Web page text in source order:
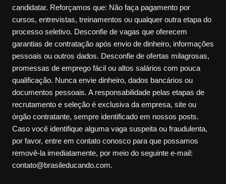
candidatar. Reforçamos que: Não faça pagamento por
cursos, entrevistas, treinamentos ou qualquer outra etapa do
processo seletivo. Desconfie de vagas que oferecem
garantias de contratação após envio de dinheiro, informações
pessoais ou outros dados. Desconfie de ofertas milagrosas,
promessas de emprego fácil ou altos salários com pouca
qualificação. Nunca envie dinheiro, dados bancários ou
documentos pessoais. A responsabilidade pelas etapas de
recrutamento e seleção é exclusiva da empresa, site ou
órgão contratante, sempre identificado em nossos posts.
Caso você identifique alguma vaga suspeita ou fraudulenta,
por favor, entre em contato conosco para que possamos
removê-la imediatamente, por meio do seguinte e-mail:
contato@brasileducando.com.